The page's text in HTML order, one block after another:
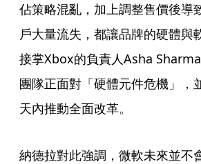
佔策略混亂，加上調整售價後導
戶大量流失，都讓品牌的硬體與
接掌Xbox的負責人Asha
團隊正面對「硬體元件危機」，
天內推動全面改革。
納德拉對此強調，微軟未來並不